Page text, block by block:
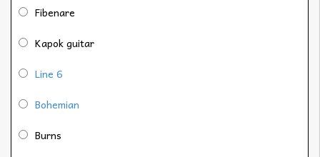
Fibenare
Kapok guitar
Line 6
Bohemian
Burns